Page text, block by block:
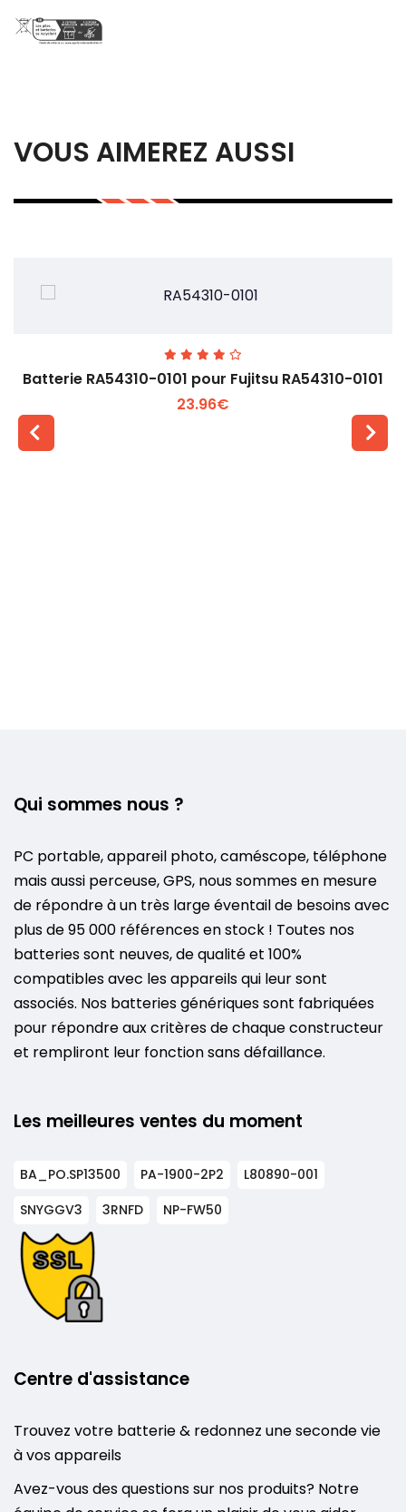
VOUS AIMEREZ AUSSI
Batterie RA54310-0101 pour Fujitsu RA54310-0101
23.96€
Qui sommes nous ?
PC portable, appareil photo, caméscope, téléphone
mais aussi perceuse, GPS, nous sommes en mesure
de répondre à un très large éventail de besoins avec
plus de 95 000 références en stock ! Toutes nos
batteries sont neuves, de qualité et 100%
compatibles avec les appareils qui leur sont
associés. Nos batteries génériques sont fabriquées
pour répondre aux critères de chaque constructeur
et rempliront leur fonction sans défaillance.
Les meilleures ventes du moment
BA_PO.SP13500 PA-1900-2P2
L80890-001
SNYGGV3
3RNFD NP-FW50
Centre d'assistance
Trouvez votre batterie & redonnez une seconde vie
à vos appareils
Avez-vous des questions sur nos produits? Notre